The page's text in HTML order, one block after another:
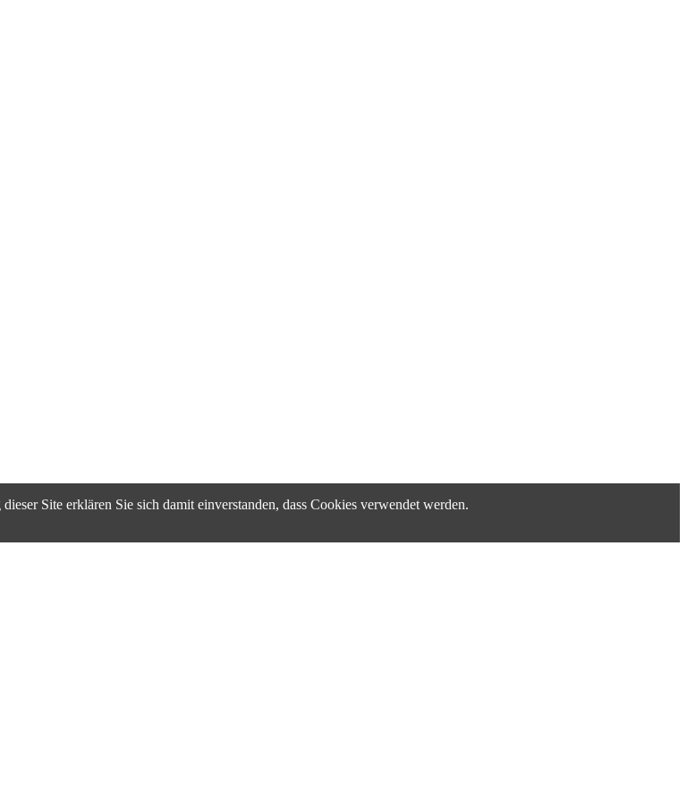
Site erklären Sie sich damit einverstanden, dass Cookies verwendet werden.